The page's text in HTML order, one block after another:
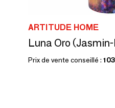
ARTITUDE HOME
Prix de vente conseillé :